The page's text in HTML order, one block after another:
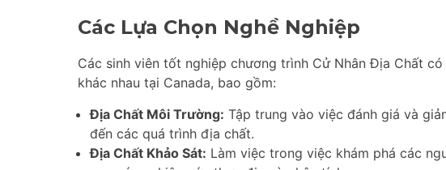
Các Lựa Chọn Nghề Nghiệp
Các sinh viên tốt nghiệp chương trình Cử Nhân Địa Chất
khác nhau tại Canada, bao gồm:
Địa Chất Môi Trường: Tập trung vào việc đánh giá và
đến các quá trình địa chất.
Địa Chất Khảo Sát: Làm việc trong việc khám phá các